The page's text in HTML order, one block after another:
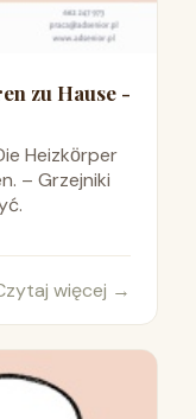
zu Hause -
Heizkӧrper
– Grzejniki
więcej →